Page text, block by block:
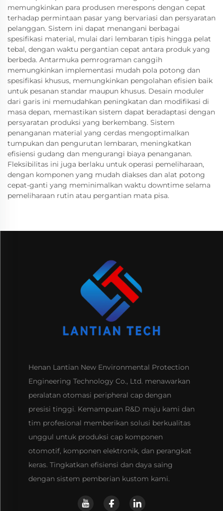
memungkinkan para produsen merespons dengan cepat
terhadap permintaan pasar yang bervariasi dan persyaratan
pelanggan. Sistem ini dapat menangani berbagai
spesifikasi material, mulai dari lembaran tipis hingga pelat
tebal, dengan waktu pergantian cepat antara produk yang
berbeda. Antarmuka pemrograman canggih
memungkinkan implementasi mudah pola potong dan
spesifikasi khusus, memungkinkan pengolahan efisien baik
untuk pesanan standar maupun khusus. Desain moduler
dari garis ini memudahkan peningkatan dan modifikasi di
masa depan, memastikan sistem dapat beradaptasi dengan
persyaratan produksi yang berkembang. Sistem
penanganan material yang cerdas mengoptimalkan
tumpukan dan pengurutan lembaran, meningkatkan
efisiensi gudang dan mengurangi biaya penanganan.
Fleksibilitas ini juga berlaku untuk operasi pemeliharaan,
dengan komponen yang mudah diakses dan alat potong
cepat-ganti yang meminimalkan waktu downtime selama
pemeliharaan rutin atau pergantian mata pisa.
Henan Lantian New Environmental Protection
Engineering Technology Co., Ltd. menawarkan
peralatan otomasi peripheral cap dengan
presisi tinggi. Kemampuan R&D maju kami dan
tim profesional memberikan solusi berkualitas
unggul untuk produksi cap komponen
otomotif, komponen elektronik, dan perangkat
keras. Tingkatkan efisiensi dan daya saing
dengan sistem pemberian kustom kami.